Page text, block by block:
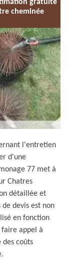
gratuite
cheminée
l'entretien
d'une
77 met à
Chatres
détaillée et
devis est non
en fonction
faire appel à
coûts